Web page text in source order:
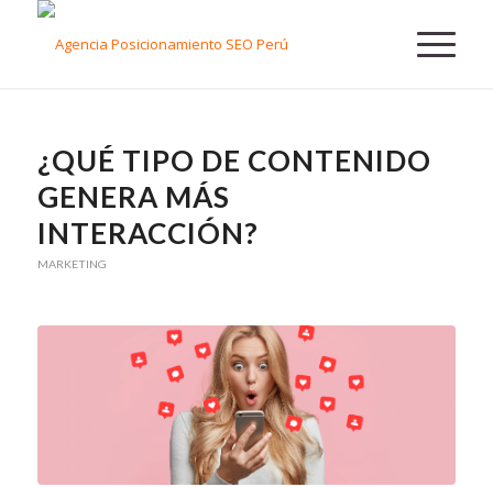
¿QUÉ TIPO DE CONTENIDO
GENERA MÁS
INTERACCIÓN?
MARKETING